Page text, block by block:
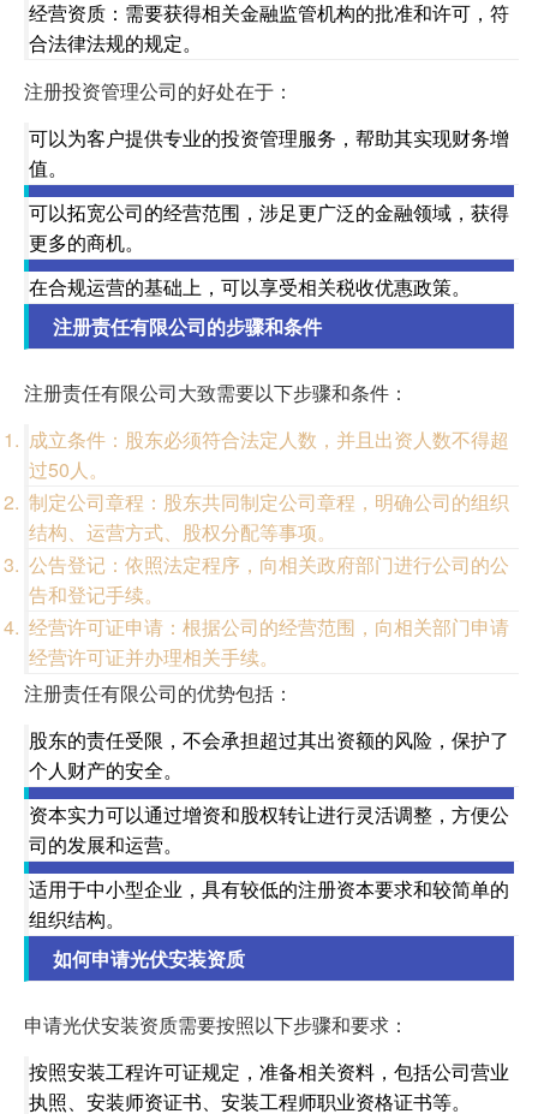
经营资质：需要获得相关金融监管机构的批准和许可，符
合法律法规的规定。
注册投资管理公司的好处在于：
可以为客户提供专业的投资管理服务，帮助其实现财务增
值。
可以拓宽公司的经营范围，涉足更广泛的金融领域，获得
更多的商机。
在合规运营的基础上，可以享受相关税收优惠政策。
注册责任有限公司的步骤和条件
注册责任有限公司大致需要以下步骤和条件：
成立条件：股东必须符合法定人数，并且出资人数不得超
过50人。
制定公司章程：股东共同制定公司章程，明确公司的组织
结构、运营方式、股权分配等事项。
公告登记：依照法定程序，向相关政府部门进行公司的公
告和登记手续。
经营许可证申请：根据公司的经营范围，向相关部门申请
经营许可证并办理相关手续。
注册责任有限公司的优势包括：
股东的责任受限，不会承担超过其出资额的风险，保护了
个人财产的安全。
资本实力可以通过增资和股权转让进行灵活调整，方便公
司的发展和运营。
适用于中小型企业，具有较低的注册资本要求和较简单的
组织结构。
如何申请光伏安装资质
申请光伏安装资质需要按照以下步骤和要求：
按照安装工程许可证规定，准备相关资料，包括公司营业
执照、安装师资证书、安装工程师职业资格证书等。